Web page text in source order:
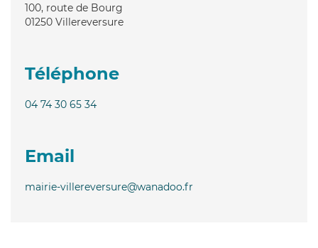
100, route de Bourg
01250 Villereversure
Téléphone
04 74 30 65 34
Email
mairie-villereversure@wanadoo.fr